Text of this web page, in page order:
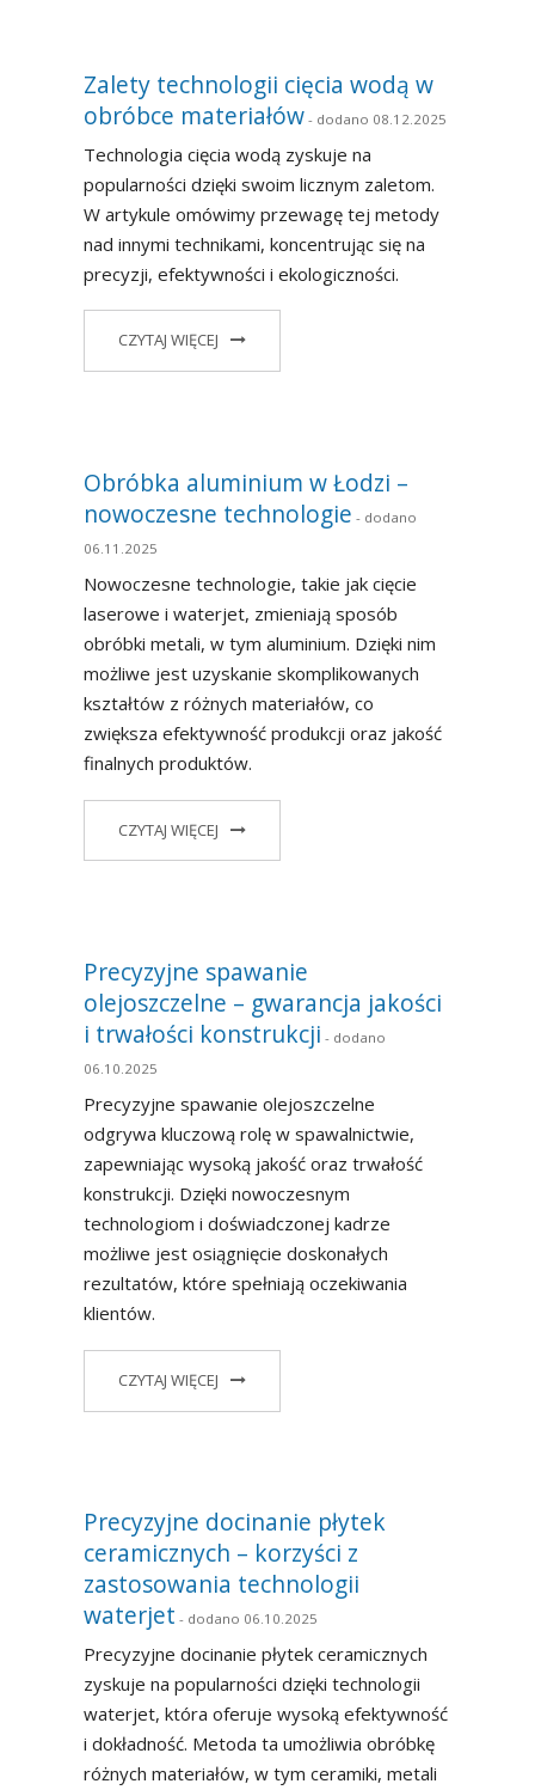
Zalety technologii cięcia wodą w
obróbce materiałów - dodano 08.12.2025
Technologia cięcia wodą zyskuje na
popularności dzięki swoim licznym zaletom.
W artykule omówimy przewagę tej metody
nad innymi technikami, koncentrując się na
precyzji, efektywności i ekologiczności.
CZYTAJ WIĘCEJ
Obróbka aluminium w Łodzi –
nowoczesne technologie - dodano
06.11.2025
Nowoczesne technologie, takie jak cięcie
laserowe i waterjet, zmieniają sposób
obróbki metali, w tym aluminium. Dzięki nim
możliwe jest uzyskanie skomplikowanych
kształtów z różnych materiałów, co
zwiększa efektywność produkcji oraz jakość
finalnych produktów.
CZYTAJ WIĘCEJ
Precyzyjne spawanie
olejoszczelne – gwarancja jakości
i trwałości konstrukcji - dodano
06.10.2025
Precyzyjne spawanie olejoszczelne
odgrywa kluczową rolę w spawalnictwie,
zapewniając wysoką jakość oraz trwałość
konstrukcji. Dzięki nowoczesnym
technologiom i doświadczonej kadrze
możliwe jest osiągnięcie doskonałych
rezultatów, które spełniają oczekiwania
klientów.
CZYTAJ WIĘCEJ
Precyzyjne docinanie płytek
ceramicznych – korzyści z
zastosowania technologii
waterjet - dodano 06.10.2025
Precyzyjne docinanie płytek ceramicznych
zyskuje na popularności dzięki technologii
waterjet, która oferuje wysoką efektywność
i dokładność. Metoda ta umożliwia obróbkę
różnych materiałów, w tym ceramiki, metali